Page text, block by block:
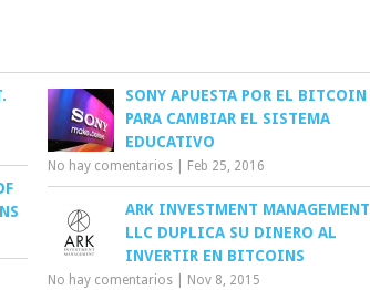
SONY APUESTA POR EL BITCOIN
PARA CAMBIAR EL SISTEMA
EDUCATIVO
No hay comentarios Feb 25, 2016
ARK INVESTMENT MANAGEMENT
LLC DUPLICA SU DINERO AL
INVERTIR EN BITCOINS
No hay comentarios Nov 8, 2015